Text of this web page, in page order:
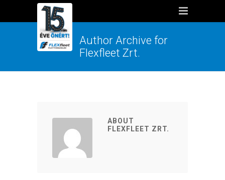
Author Archive for
Flexfleet Zrt.
ABOUT
FLEXFLEET ZRT.